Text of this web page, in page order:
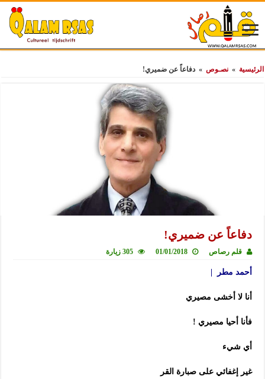
الرئيسية » نصـوص » دفاعاً عن ضميري!
دفاعاً عن ضميري!
قلم رصاص 01/01/2018 305 زيارة
أحمد مطر |
أنا لا أخشى مصيري
فأنا أحيا مصيري !
أي شيء
غير إغفائي على صبارة القر